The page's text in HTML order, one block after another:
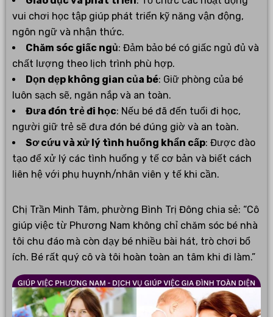
vui chơi học tập giúp phát triển kỹ năng vận động,
ngôn ngữ và nhận thức.
Chăm sóc giấc ngủ: Đảm bảo bé có giấc ngủ đủ và
chất lượng theo lịch trình phù hợp.
Dọn dẹp không gian của bé: Giữ phòng của bé
luôn sạch sẽ, ngăn nắp và an toàn.
Đưa đón trẻ đi học: Nếu bé đã đến tuổi đi học,
người giữ trẻ sẽ đưa đón bé đúng giờ và an toàn.
Sơ cứu và xử lý tình huống khẩn cấp: Được đào
tạo để xử lý các tình huống y tế cơ bản và biết cách
liên hệ với phụ huynh/nhân viên y tế khi cần.
Chị Trần Minh Tâm, phường Bình Trị Đông chia sẻ: “Cô
giúp việc từ Phương Nam không chỉ chăm sóc bé nhà
tôi chu đáo mà còn dạy bé nhiều bài hát, trò chơi bổ
ích. Bé rất quý cô và tôi hoàn toàn an tâm khi đi làm.”